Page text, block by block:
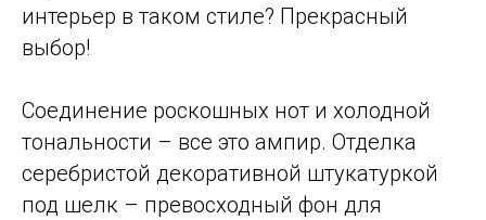
интерьер в таком стиле? Прекрасный
выбор!
Соединение роскошных нот и холодной
тональности – все это ампир. Отделка
серебристой декоративной штукатуркой
под шелк – превосходный фон для